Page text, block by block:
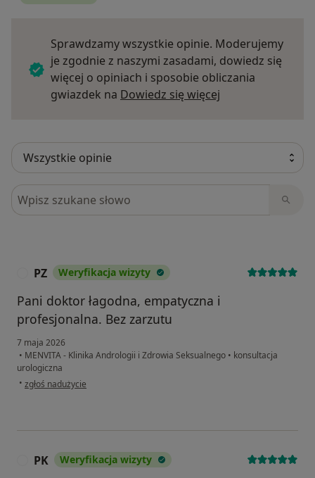
Sprawdzamy wszystkie opinie. Moderujemy
je zgodnie z naszymi zasadami, dowiedz się
więcej o opiniach i sposobie obliczania
gwiazdek na Dowiedz się więcej
Szukaj w opiniach
PZ Weryfikacja wizyty
Pani doktor łagodna, empatyczna i
profesjonalna. Bez zarzutu
7 maja 2026
• MENVITA - Klinika Andrologii i Zdrowia Seksualnego • konsultacja
urologiczna
• w opinii użytkownika PZ
zgłoś nadużycie
PK Weryfikacja wizyty